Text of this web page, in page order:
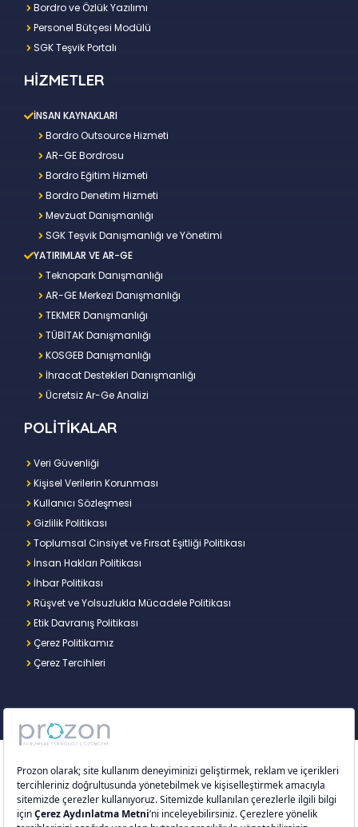
Bordro ve Özlük Yazılımı
Personel Bütçesi Modülü
SGK Teşvik Portalı
HİZMETLER
İNSAN KAYNAKLARI
Bordro Outsource Hizmeti
AR-GE Bordrosu
Bordro Eğitim Hizmeti
Bordro Denetim Hizmeti
Mevzuat Danışmanlığı
SGK Teşvik Danışmanlığı ve Yönetimi
YATIRIMLAR VE AR-GE
Teknopark Danışmanlığı
AR-GE Merkezi Danışmanlığı
TEKMER Danışmanlığı
TÜBİTAK Danışmanlığı
KOSGEB Danışmanlığı
İhracat Destekleri Danışmanlığı
Ücretsiz Ar-Ge Analizi
POLİTİKALAR
Veri Güvenliği
Kişisel Verilerin Korunması
Kullanıcı Sözleşmesi
Gizlilik Politikası
Toplumsal Cinsiyet ve Fırsat Eşitliği Politikası
İnsan Hakları Politikası
İhbar Politikası
Rüşvet ve Yolsuzlukla Mücadele Politikası
Etik Davranış Politikası
Çerez Politikamız
Çerez Tercihleri
Copyright © 2026 – Prozon. Prozon markası ve
Prozon Kurumsal Teknoloji Çözümleri Anonim
Şirketi,Proventus Danışmanlık Limited Şirketi’nin